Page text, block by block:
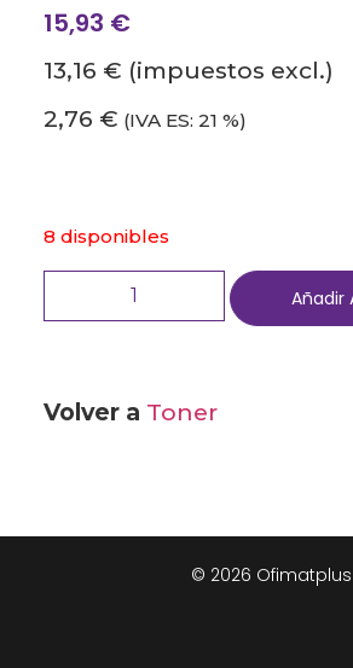
15,93 €
13,16 € (impuestos excl.)
2,76 € (IVA ES: 21 %)
8 disponibles
Añadir
Volver a Toner
© 2026 Ofimatplus